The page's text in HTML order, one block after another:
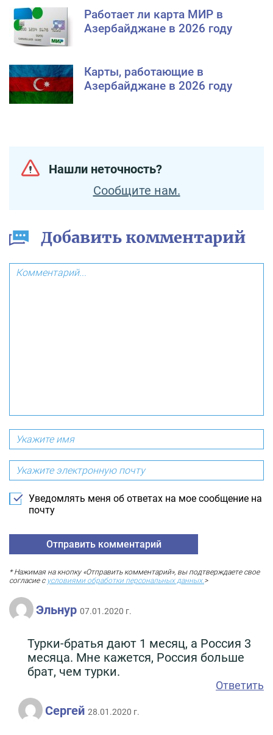
Работает ли карта МИР в
Азербайджане в 2026 году
Карты, работающие в
Азербайджане в 2026 году
Нашли неточность?
Сообщите нам.
Добавить комментарий
Уведомлять меня об ответах на мое сообщение на
почту
* Нажимая на кнопку «Отправить комментарий», вы подтверждаете свое
согласие с условиями обработки персональных данных. >
Эльнур 07.01.2020 г.
Турки-братья дают 1 месяц, а Россия 3
месяца. Мне кажется, Россия больше
брат, чем турки.
Ответить
Сергей 28.01.2020 г.